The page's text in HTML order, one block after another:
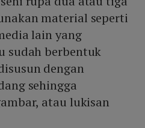
material seperti
lain yang
sudah berbentuk
dengan
sehingga
atau lukisan